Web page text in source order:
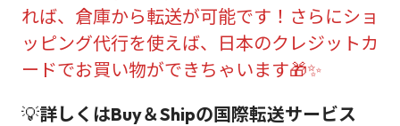
れば、倉庫から転送が可能です！さらにショ
ッピング代行を使えば、日本のクレジットカ
ードでお買い物ができちゃいます🎁✨
💡詳しくはBuy＆Shipの国際転送サービス